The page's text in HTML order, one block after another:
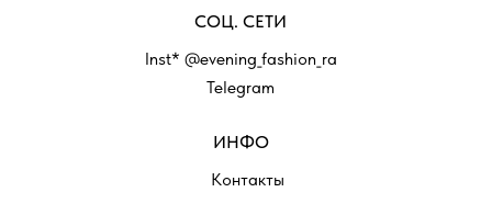
Inst* @evening_fashion_ra
Telegram
СОЦ. СЕТИ
Контакты
ИНФО